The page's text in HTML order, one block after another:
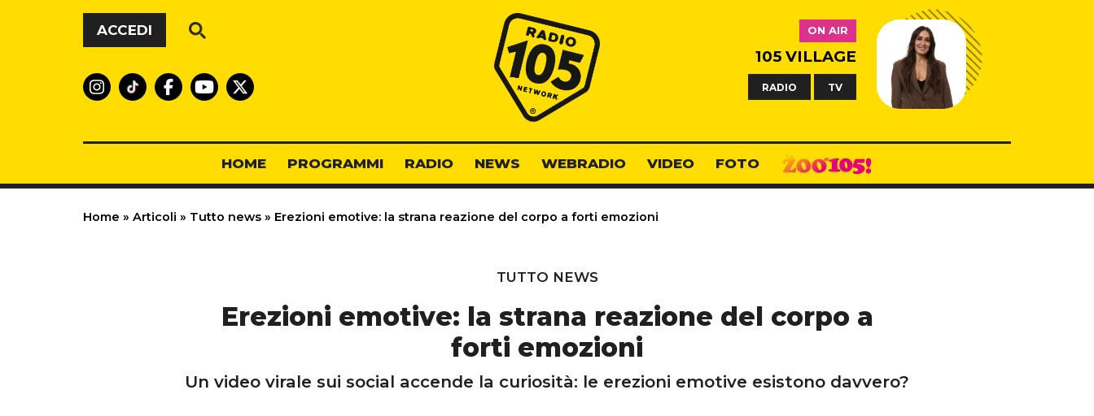
Vai al contenuto
ACCEDI
Radio 105
ON AIR
105 VILLAGE
RADIO TV
HOME PROGRAMMI RADIO NEWS WEBRADIO VIDEO FOTO
Home » Articoli » Tutto news » Erezioni emotive: la strana reazione del corpo a forti emozioni
TUTTO NEWS
Erezioni emotive: la strana reazione del corpo a
forti emozioni
Un video virale sui social accende la curiosità: le erezioni emotive esistono davvero?